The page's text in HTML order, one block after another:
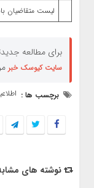
لیست متقاضیان
برای مطالعه
سایت کیوسک خبر
برچسب ها :
نوشته های